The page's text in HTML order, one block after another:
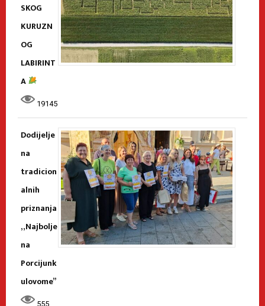
SKOG
KURUZN
OG
LABIRINT
A
19145
Dodijelje
na
tradicion
alnih
priznanja
„Najbolje
na
Porcijunk
ulovome”
555